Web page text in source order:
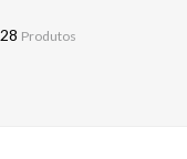
28 Produtos